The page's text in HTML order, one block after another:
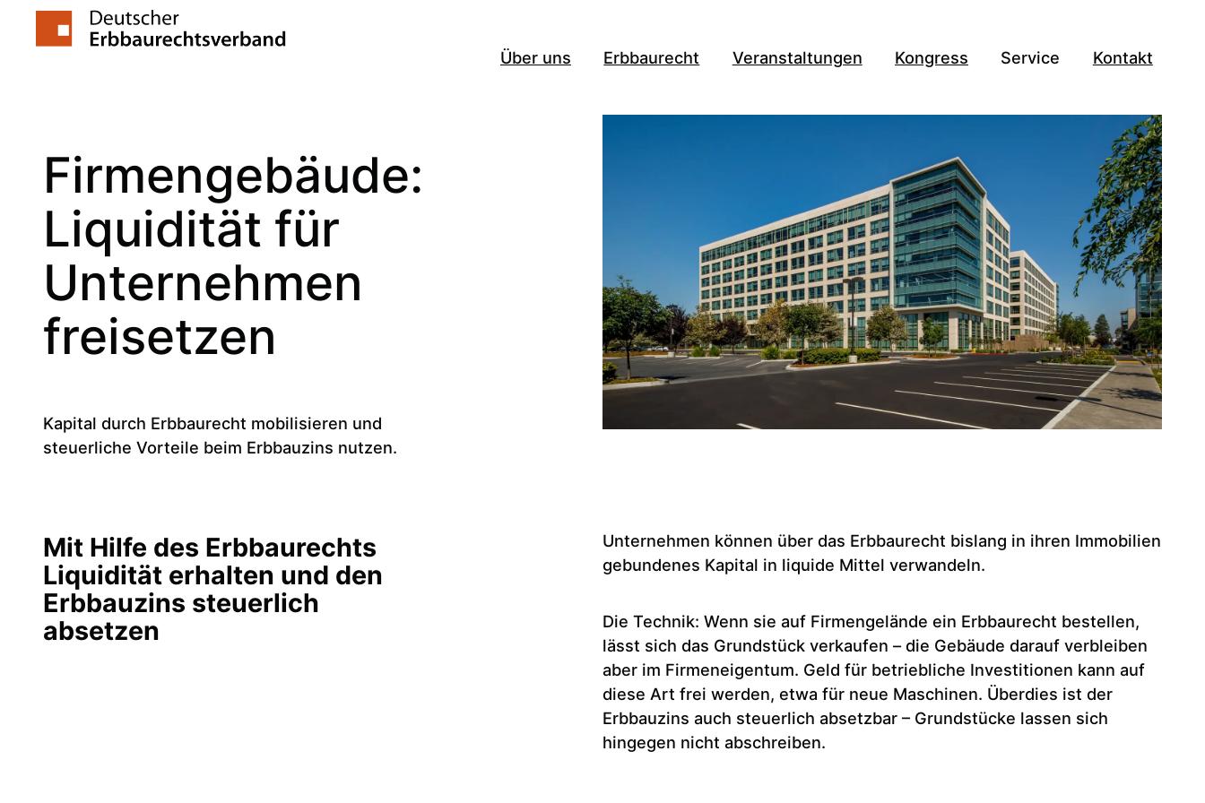
Inhalt
Über uns Erbbaurecht Veranstaltungen Kongress Service Kontakt
Firmengebäude:
Liquidität für
Unternehmen
freisetzen
Kapital durch Erbbaurecht mobilisieren und
steuerliche Vorteile beim Erbbauzins nutzen.
Mit Hilfe des Erbbaurechts
Liquidität erhalten und den
Erbbauzins steuerlich
absetzen
Unternehmen können über das Erbbaurecht bislang in ihren Immobilien
gebundenes Kapital in liquide Mittel verwandeln.
Die Technik: Wenn sie auf Firmengelände ein Erbbaurecht bestellen,
lässt sich das Grundstück verkaufen – die Gebäude darauf verbleiben
aber im Firmeneigentum. Geld für betriebliche Investitionen kann auf
diese Art frei werden, etwa für neue Maschinen. Überdies ist der
Erbbauzins auch steuerlich absetzbar – Grundstücke lassen sich
hingegen nicht abschreiben.